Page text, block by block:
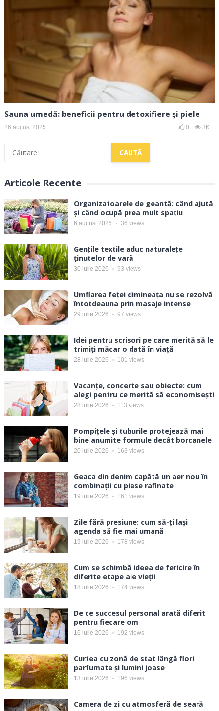
Sauna umedă: beneficii pentru detoxifiere și piele
26 august 2025 0 3K
Caută
Articole Recente
Organizatoarele de geantă: când ajută
și când ocupă prea mult spațiu
6 august 2026 36 views
Gențile textile aduc naturalețe
ținutelor de vară
30 iulie 2026 93 views
Umflarea feței dimineața nu se rezolvă
întotdeauna prin masaje intense
29 iulie 2026 97 views
Idei pentru scrisori pe care merită să le
trimiți măcar o dată în viață
28 iulie 2026 101 views
Vacanțe, concerte sau obiecte: cum
alegi pentru ce merită să economisești
28 iulie 2026 113 views
Pompițele și tuburile protejează mai
bine anumite formule decât borcanele
20 iulie 2026 163 views
Geaca din denim capătă un aer nou în
combinații cu piese rafinate
19 iulie 2026 161 views
Zile fără presiune: cum să-ți lași
agenda să fie mai umană
19 iulie 2026 178 views
Cum se schimbă ideea de fericire în
diferite etape ale vieții
18 iulie 2026 174 views
De ce succesul personal arată diferit
pentru fiecare om
16 iulie 2026 192 views
Curtea cu zonă de stat lângă flori
parfumate și lumini joase
13 iulie 2026 196 views
Camera de zi cu atmosferă de seară